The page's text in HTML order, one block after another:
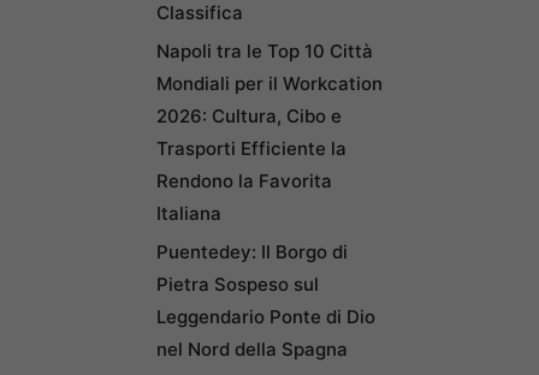
Classifica
Napoli tra le Top 10 Città
Mondiali per il Workcation
2026: Cultura, Cibo e
Trasporti Efficiente la
Rendono la Favorita
Italiana
Puentedey: Il Borgo di
Pietra Sospeso sul
Leggendario Ponte di Dio
nel Nord della Spagna